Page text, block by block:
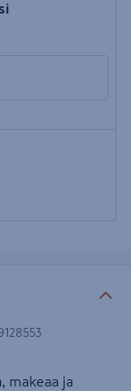
makeaa ja